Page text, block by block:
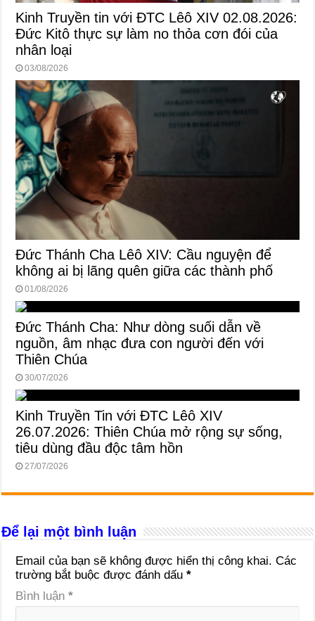
Kinh Truyền tin với ĐTC Lêô XIV 02.08.2026:
Đức Kitô thực sự làm no thỏa cơn đói của
nhân loại
03/08/2026
Đức Thánh Cha Lêô XIV: Cầu nguyện để
không ai bị lãng quên giữa các thành phố
01/08/2026
Đức Thánh Cha: Như dòng suối dẫn về
nguồn, âm nhạc đưa con người đến với
Thiên Chúa
30/07/2026
Kinh Truyền Tin với ĐTC Lêô XIV
26.07.2026: Thiên Chúa mở rộng sự sống,
tiêu dùng đầu độc tâm hồn
27/07/2026
Để lại một bình luận
Email của bạn sẽ không được hiển thị công khai. Các
trường bắt buộc được đánh dấu*
Bình luận*